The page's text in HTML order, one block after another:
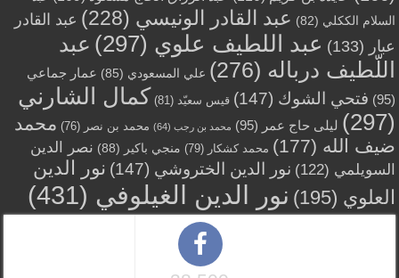
السلام الككلي (82) عبد القادر الونيسي (228)
عبد القادر
عبار (133) عبد اللطيف علوي (297)
عبد
اللّطيف درباله (276) علي المسعودي (85)
عمار جماعي
(95)
فتحي الشوك (147) قيس سعيّد (81)
كمال الشارني
(297)
ليلى حاج عمر (95) محمد بن رجب (64) محمد بن نصر (76)
محمد
ضيف الله (177) محمد كشكار (79) منجي باكير (88)
نصر الدين
السويلمي (122) نور الدين الختروشي (147)
نور الدين
العلوي (195) نور الدين الغيلوفي (431)